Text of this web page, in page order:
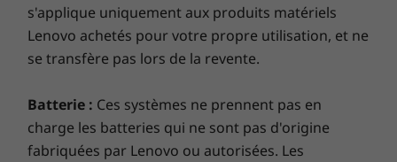
s'applique uniquement aux produits matériels
Lenovo achetés pour votre propre utilisation, et ne
se transfère pas lors de la revente.
Batterie : Ces systèmes ne prennent pas en
charge les batteries qui ne sont pas d'origine
fabriquées par Lenovo ou autorisées. Les